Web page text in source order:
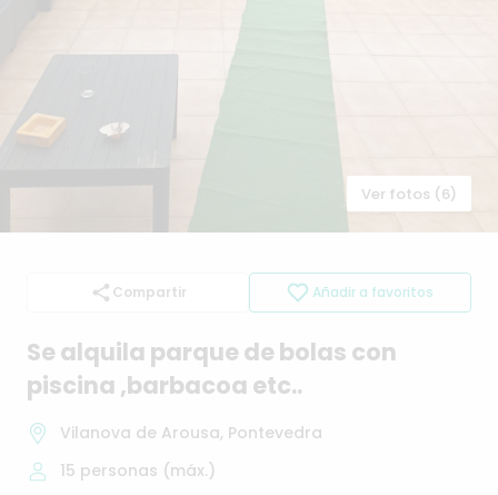
Ver fotos (6)
Compartir Añadir a favoritos
Se alquila parque de bolas con
piscina ​,​barbacoa etc..
Vilanova de Arousa, Pontevedra
15 personas (máx.)